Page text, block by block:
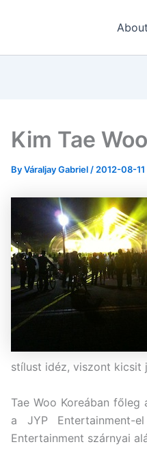
About
Kim Tae
ByVáraljay Gabriel / 2012-08-11
stílust idéz, viszont kicsit
Tae Woo Koreában
a JYP Entertainment-
Entertainment szárnyai